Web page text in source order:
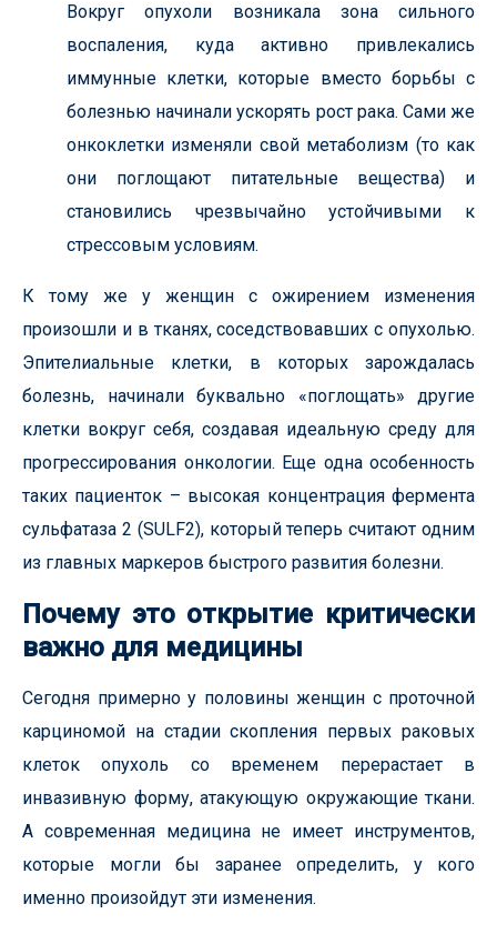
Вокруг опухоли возникала зона сильного
воспаления, куда активно привлекались
иммунные клетки, которые вместо борьбы с
болезнью начинали ускорять рост рака. Сами же
онкоклетки изменяли свой метаболизм (то как
они поглощают питательные вещества) и
становились чрезвычайно устойчивыми к
стрессовым условиям.
К тому же у женщин с ожирением изменения
произошли и в тканях, соседствовавших с опухолью.
Эпителиальные клетки, в которых зарождалась
болезнь, начинали буквально «поглощать» другие
клетки вокруг себя, создавая идеальную среду для
прогрессирования онкологии. Еще одна особенность
таких пациенток – высокая концентрация фермента
сульфатаза 2 (SULF2), который теперь считают одним
из главных маркеров быстрого развития болезни.
Почему это открытие критически
важно для медицины
Сегодня примерно у половины женщин с проточной
карциномой на стадии скопления первых раковых
клеток опухоль со временем перерастает в
инвазивную форму, атакующую окружающие ткани.
А современная медицина не имеет инструментов,
которые могли бы заранее определить, у кого
именно произойдут эти изменения.